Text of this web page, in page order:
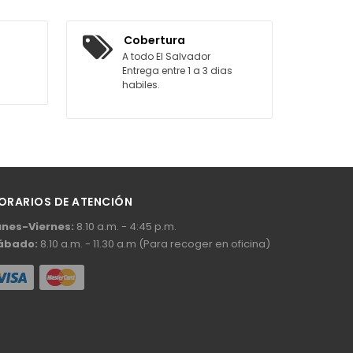
Cobertura
A todo El Salvador
Entrega entre 1 a 3 dias
habiles.
DE ATENCIÓN
Viernes: 8.10 a.m. - 4:45 p.m.
8.10 a.m. - 11.30 a.m (Para recoger en oficina)